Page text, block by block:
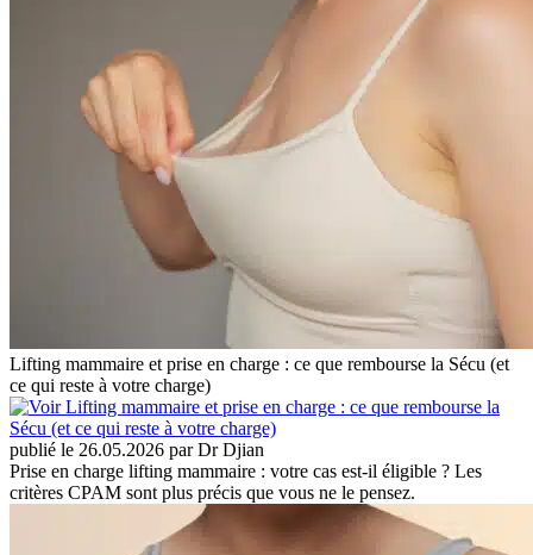
Lifting mammaire et prise en charge : ce que rembourse la Sécu (et
ce qui reste à votre charge)
publié le 26.05.2026 par Dr Djian
Prise en charge lifting mammaire : votre cas est-il éligible ? Les
critères CPAM sont plus précis que vous ne le pensez.